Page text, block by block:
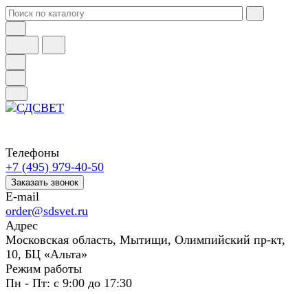
Телефоны
+7 (495) 979-40-50
Заказать звонок
E-mail
order@sdsvet.ru
Адрес
Московская область, Мытищи, Олимпийский пр-кт,
10, БЦ «Альта»
Режим работы
Пн - Пт: с 9:00 до 17:30